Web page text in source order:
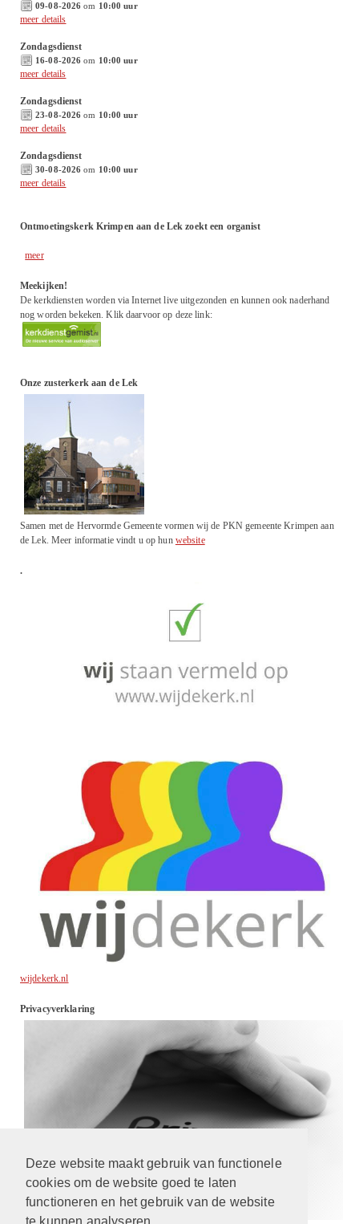
Deze website maakt gebruik van functionele
cookies om de website goed te laten
functioneren en het gebruik van de website
te kunnen analyseren.
09-08-2026 om 10:00 uur
meer details
Zondagsdienst
16-08-2026 om 10:00 uur
meer details
Zondagsdienst
23-08-2026 om 10:00 uur
meer details
Zondagsdienst
30-08-2026 om 10:00 uur
meer details
Ontmoetingskerk Krimpen aan de Lek zoekt een organist
meer
Meekijken!
De kerkdiensten worden via Internet live uitgezonden en kunnen ook naderhand
nog worden bekeken. Klik daarvoor op deze link:
Onze zusterkerk aan de Lek
Samen met de Hervormde Gemeente vormen wij de PKN gemeente Krimpen aan
de Lek. Meer informatie vindt u op hun website
.
wijdekerk.nl
Privacyverklaring